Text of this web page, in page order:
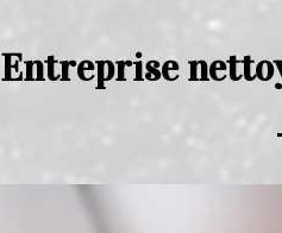
Entreprise